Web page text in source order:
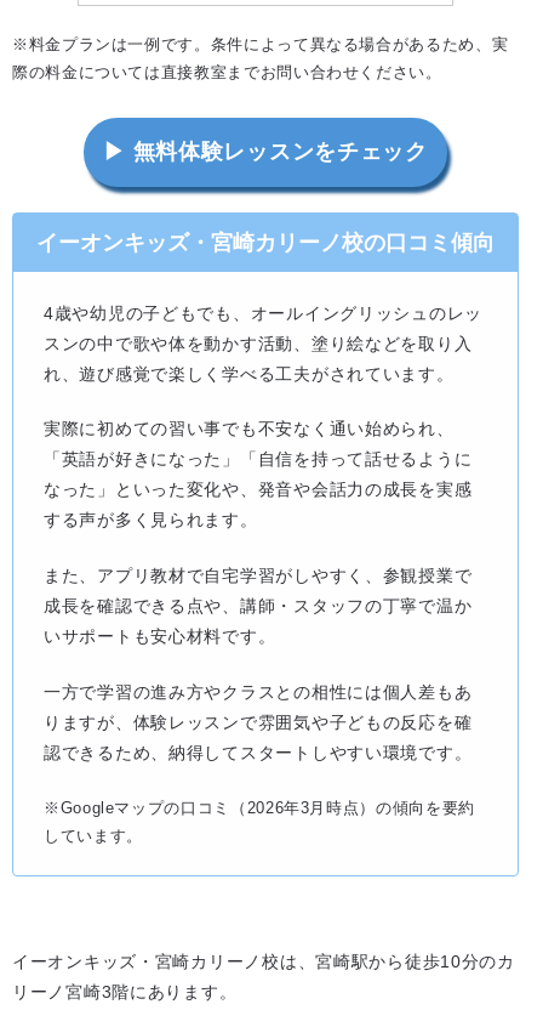
※料金プランは一例です。条件によって異なる場合があるため、実
際の料金については直接教室までお問い合わせください。
▶ 無料体験レッスンをチェック
イーオンキッズ・宮崎カリーノ校の口コミ傾向
4歳や幼児の子どもでも、オールイングリッシュのレッ
スンの中で歌や体を動かす活動、塗り絵などを取り入
れ、遊び感覚で楽しく学べる工夫がされています。
実際に初めての習い事でも不安なく通い始められ、
「英語が好きになった」「自信を持って話せるように
なった」といった変化や、発音や会話力の成長を実感
する声が多く見られます。
また、アプリ教材で自宅学習がしやすく、参観授業で
成長を確認できる点や、講師・スタッフの丁寧で温か
いサポートも安心材料です。
一方で学習の進み方やクラスとの相性には個人差もあ
りますが、体験レッスンで雰囲気や子どもの反応を確
認できるため、納得してスタートしやすい環境です。
※Googleマップの口コミ（2026年3月時点）の傾向を要約
しています。
イーオンキッズ・宮崎カリーノ校は、宮崎駅から徒歩10分のカ
リーノ宮崎3階にあります。